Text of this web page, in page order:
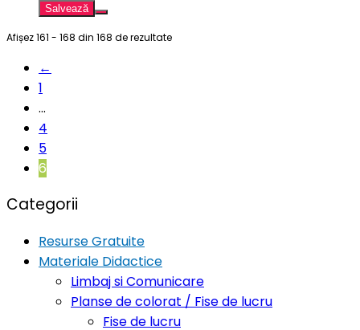
Salvează
Afișez 161 - 168 din 168 de rezultate
←
1
…
4
5
6
Categorii
Resurse Gratuite
Materiale Didactice
Limbaj si Comunicare
Planse de colorat / Fise de lucru
Fise de lucru